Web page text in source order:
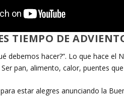
TIEMPO DE
debemos hacer?”. Lo que hace
pan, alimento, calor, puentes
estar alegres anunciando la